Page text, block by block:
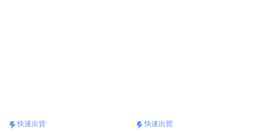
快速出貨 快速出貨